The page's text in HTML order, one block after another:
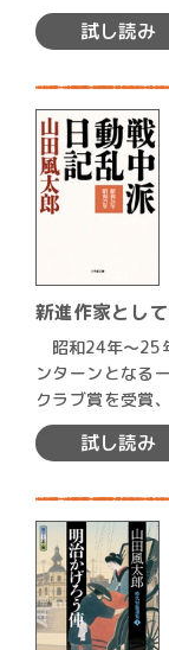
くと、…
試し読み
新進作家とし
昭和24年〜25
ンターンとなる
クラブ賞を受賞
ら数…
試し読み